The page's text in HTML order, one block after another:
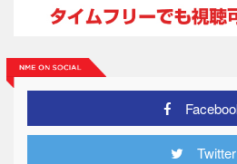
Twitter